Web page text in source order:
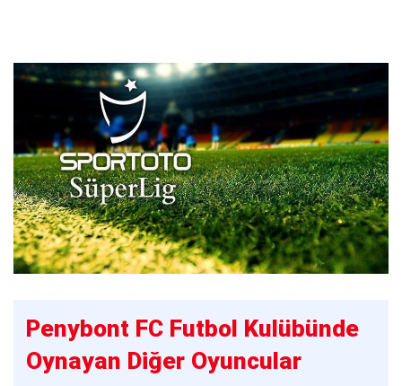
Penybont FC Futbol Kulübünde
Oynayan Diğer Oyuncular